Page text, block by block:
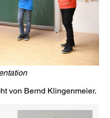
von Bernd Klingenmeier.